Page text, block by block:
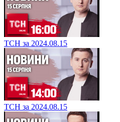
ТСН за 2024.08.15
ТСН за 2024.08.15